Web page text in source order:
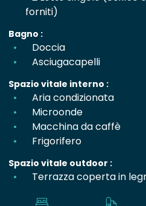
forniti)
Bagno :
Doccia
Asciugacapelli
Spazio vitale interno :
Aria condizionata
Microonde
Macchina da caffè
Frigorifero
Spazio vitale outdoor :
Terrazza coperta in